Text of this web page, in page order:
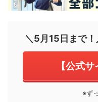
＼5月15日まで
【公式
※ず